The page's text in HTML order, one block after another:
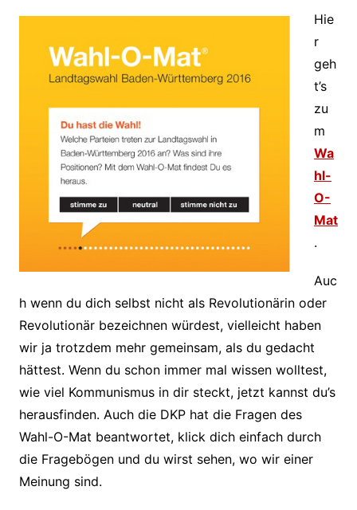
Hie
r
geh
t’s
zu
m
Wa
hl-
O-
Mat
.
Auc
h wenn du dich selbst nicht als Revolutionärin oder
Revolutionär bezeichnen würdest, vielleicht haben
wir ja trotzdem mehr gemeinsam, als du gedacht
hättest. Wenn du schon immer mal wissen wolltest,
wie viel Kommunismus in dir steckt, jetzt kannst du’s
herausfinden. Auch die DKP hat die Fragen des
Wahl-O-Mat beantwortet, klick dich einfach durch
die Fragebögen und du wirst sehen, wo wir einer
Meinung sind.